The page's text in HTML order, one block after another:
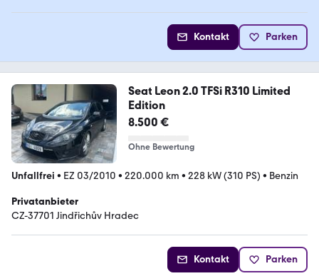
Kontakt Parken
Seat Leon 2.0 TFSi R310 Limited
Edition
8.500 €
Ohne Bewertung
Unfallfrei • EZ 03/2010 • 220.000 km • 228 kW (310 PS) • Benzin
Privatanbieter
CZ-37701 Jindřichův Hradec
Kontakt Parken